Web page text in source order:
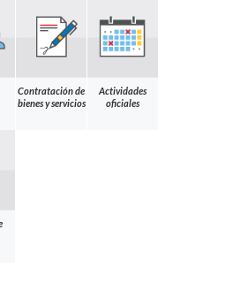
Contratación de
bienes y servicios
Actividades
oficiales